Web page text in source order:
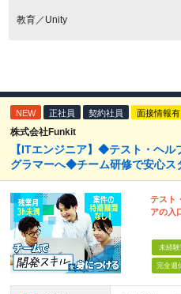
教育／Unity
NEW 正社員 契約社員 面接情報有
株式会社Funkit
【ITエンジニア】◆テスト・ヘ
グラマーへ◆チーム研修で安心
テスト
アの入
未経験
完全週